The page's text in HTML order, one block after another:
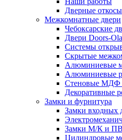
Дверные откосы
Межкомнатные двери
Чебоксарские
Двери Doors-Ola
Системы
Скрытые
Алюминиевые
Алюминиевые
Стеновые МДФ
Декоративные
Замки и фурнитура
Замки входных
Замки М/К и
Цилиндровые